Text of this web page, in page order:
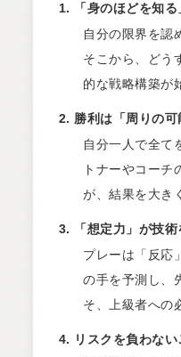
「身のほどを知
自分の限界を認
そこから、どう
的な戦略構築が
勝利は「周りの
自分一人で全て
トナーやコーチ
が、結果を大き
「想定力」が技
プレーは「反応
の手を予測し、
そ、上級者への
リスクを負わな